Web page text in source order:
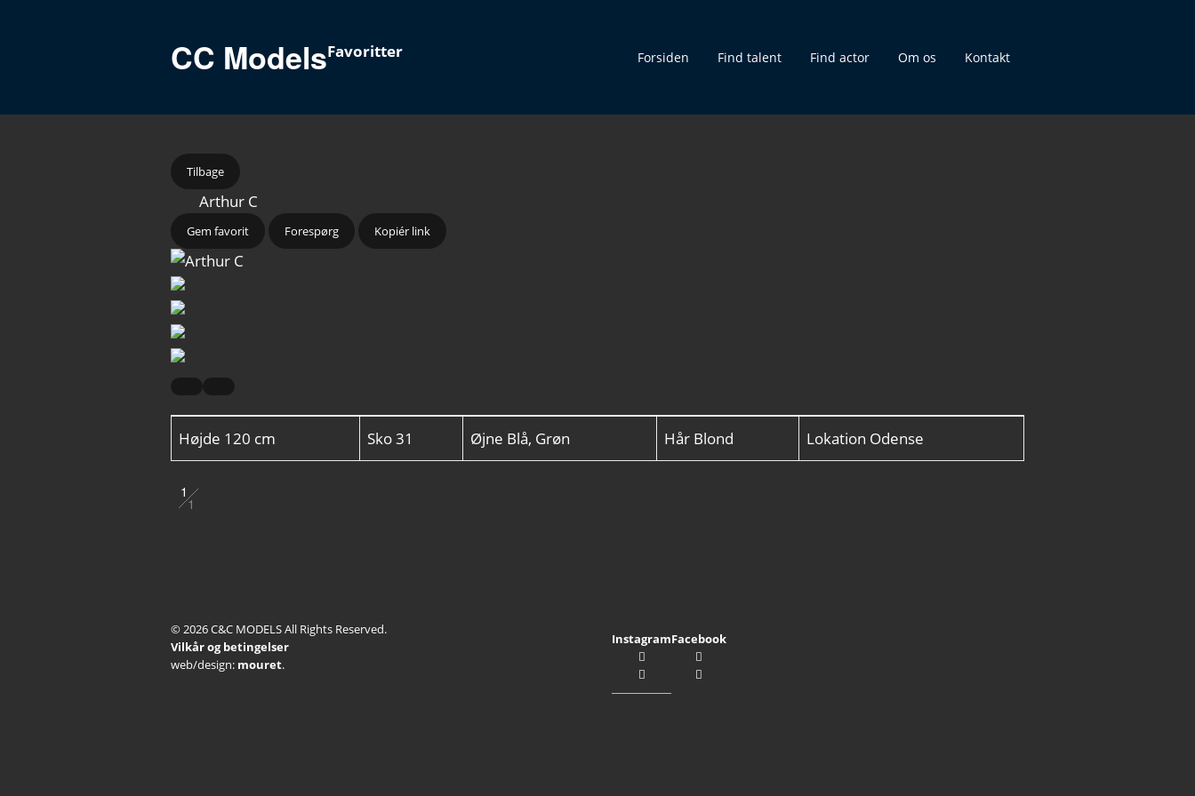
CC Models Forsiden Find talent Find actor Om os Kontakt
Favoritter
Tilbage
Arthur C
Gem favorit Forespørg Kopiér link
Højde 120 cm Sko31 Øjne Blå, Grøn Hår Blond Lokation Odense
1
1
© 2026 C&C MODELS All Rights Reserved.
Vilkår og betingelser
web/design: mouret.
InstagramFacebook